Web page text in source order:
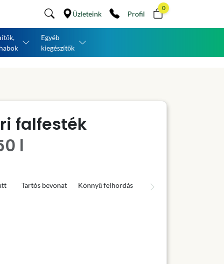
Üzleteink Profil
0
Egyéb
kiegészítők
falfesték
l
Tartós bevonat Könnyű felhordás